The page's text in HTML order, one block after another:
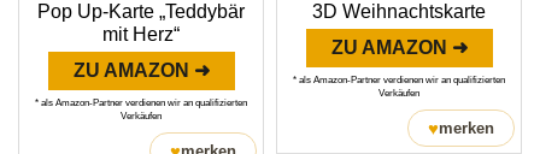
Pop Up-Karte „Teddybär
mit Herz“
ZU AMAZON ➜
* als Amazon-Partner verdienen wir an qualifizierten
Verkäufen
merken
3D Weihnachtskarte
ZU AMAZON ➜
* als Amazon-Partner verdienen wir an qualifizierten
Verkäufen
♥merken